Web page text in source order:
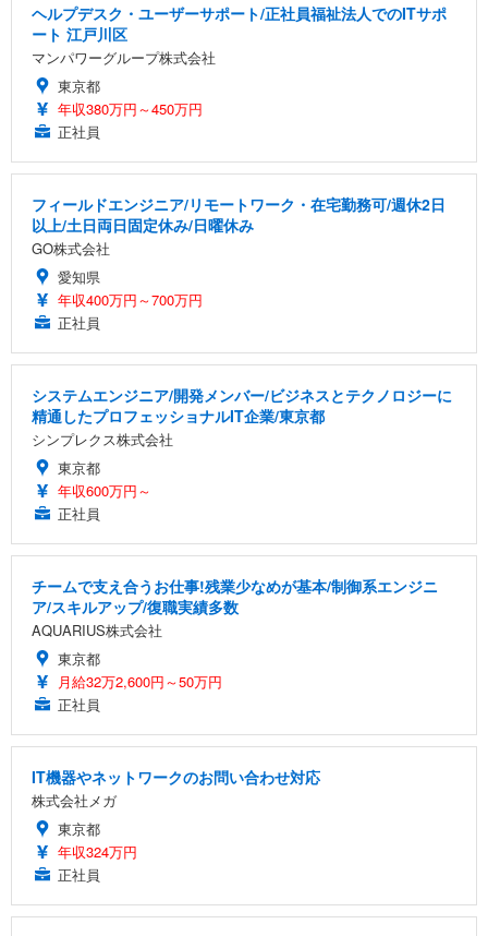
ヘルプデスク・ユーザーサポート/正社員福祉法人でのITサポ
ート 江戸川区
マンパワーグループ株式会社
東京都
年収380万円～450万円
正社員
フィールドエンジニア/リモートワーク・在宅勤務可/週休2日
以上/土日両日固定休み/日曜休み
GO株式会社
愛知県
年収400万円～700万円
正社員
システムエンジニア/開発メンバー/ビジネスとテクノロジーに
精通したプロフェッショナルIT企業/東京都
シンプレクス株式会社
東京都
年収600万円～
正社員
チームで支え合うお仕事!残業少なめが基本/制御系エンジニ
ア/スキルアップ/復職実績多数
AQUARIUS株式会社
東京都
月給32万2,600円～50万円
正社員
IT機器やネットワークのお問い合わせ対応
株式会社メガ
東京都
年収324万円
正社員